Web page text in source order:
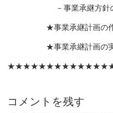
－事業承継方針の
★事業承継計画の作
★事業承継計画の実
コメントを残す